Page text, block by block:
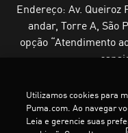
Endereço: Av. Queiroz
andar, Torre A, São
opção “Atendimento
Termos e Condições de Uso
Utilizamos cookies para
Puma.com. Ao navegar
Leia e gerencie suas